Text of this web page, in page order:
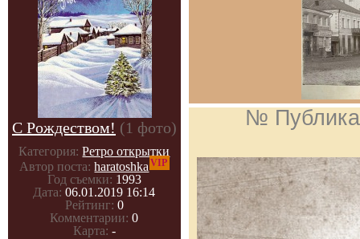
С Рождеством! (1 фото)
Категория: Ретро открытки
Автор поста: haratoshka VIP
Год съемки: 1993
Дата: 06.01.2019 16:14
Рейтинг: 0
Комментарии: 0
Карта: -
№